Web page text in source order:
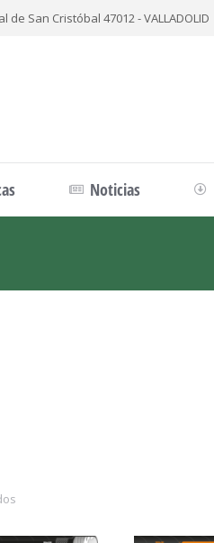
San Cristóbal 47012 - VALLADOLID
Noticias